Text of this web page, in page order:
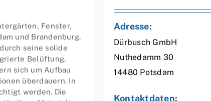
Fenster,
und Brandenburg.
seine solide
Belüftung,
sich um Aufbau
überdauern. In
werden. Die
Adresse:
Dürbusch GmbH
Nuthedamm 30
14480 Potsdam
Kontaktdaten: